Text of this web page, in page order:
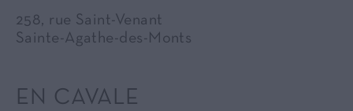
258, rue Saint-Venant
Sainte-Agathe-des-Monts
EN CAVALE